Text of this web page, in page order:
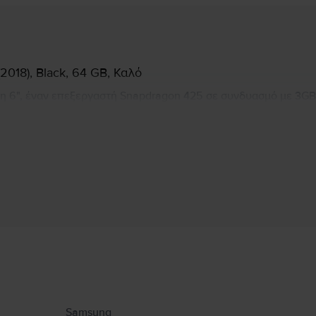
Black, 64 GB, Καλό
Samsung